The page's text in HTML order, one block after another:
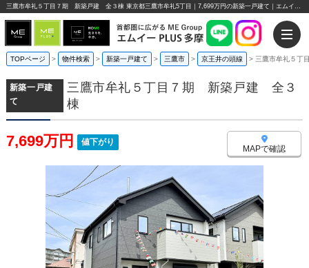
三鷹市牟礼５丁目７期 新築戸建 全３棟 東京都三鷹市牟礼5丁目｜7,699万円の新築一戸建て｜エムイーPLUS多摩
TOPページ > 物件検索 > 新築一戸建て > 三鷹市 > 京王井の頭線 > 三鷹市牟礼５
新築一戸建
て
三鷹市牟礼５丁目７期 新築戸建 全３
棟
7,699万円 値下がり
MAPで確認